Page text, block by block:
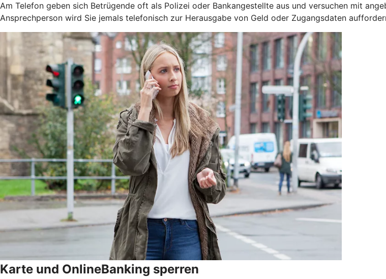
Am Telefon geben sich Betrügende oft als Polizei oder Bankangestellte aus und versuchen mit
Ansprechperson wird Sie jemals telefonisch zur Herausgabe von Geld oder Zugangsdaten
Karte und OnlineBanking sperren